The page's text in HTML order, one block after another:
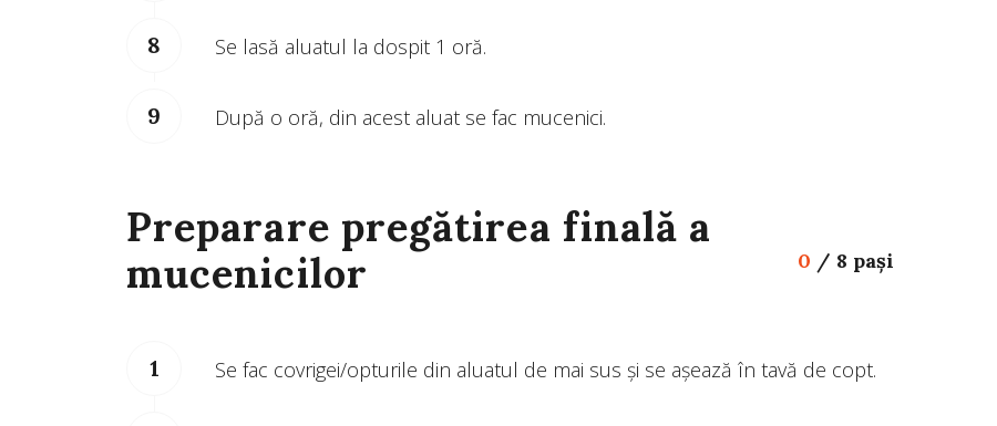
Se lasă aluatul la dospit 1 oră.
După o oră, din acest aluat se fac mucenici.
Preparare pregătirea finală a
mucenicilor
0 / 8 pași
Se fac covrigei/opturile din aluatul de mai sus și se așează în tavă de copt.